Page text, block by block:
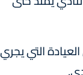
التي يجري